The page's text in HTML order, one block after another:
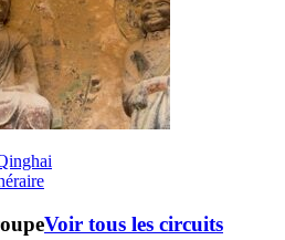
Voir tous les circuits